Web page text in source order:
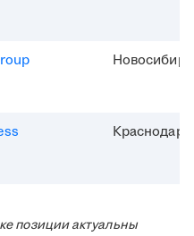
Краснодар
позиции актуальны